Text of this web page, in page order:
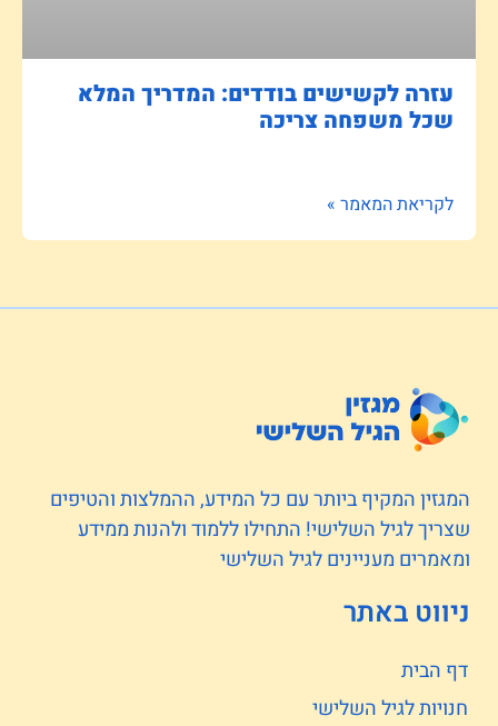
עזרה לקשישים בודדים: המדריך המלא
שכל משפחה צריכה
לקריאת המאמר »
המגזין המקיף ביותר עם כל המידע, ההמלצות והטיפים
שצריך לגיל השלישי! התחילו ללמוד ולהנות ממידע
ומאמרים מעניינים לגיל השלישי
ניווט באתר
דף הבית
חנויות לגיל השלישי